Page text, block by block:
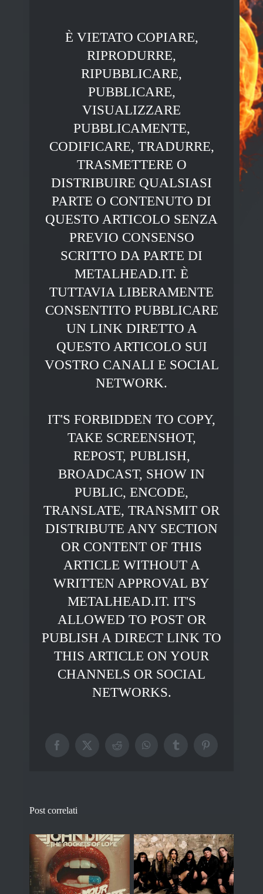
È VIETATO COPIARE,
RIPRODURRE,
RIPUBBLICARE,
PUBBLICARE,
VISUALIZZARE
PUBBLICAMENTE,
CODIFICARE, TRADURRE,
TRASMETTERE O
DISTRIBUIRE QUALSIASI
PARTE O CONTENUTO DI
QUESTO ARTICOLO SENZA
PREVIO CONSENSO
SCRITTO DA PARTE DI
METALHEAD.IT. È
TUTTAVIA LIBERAMENTE
CONSENTITO PUBBLICARE
UN LINK DIRETTO A
QUESTO ARTICOLO SUI
VOSTRO CANALI E SOCIAL
NETWORK.
IT'S FORBIDDEN TO COPY,
TAKE SCREENSHOT,
REPOST, PUBLISH,
BROADCAST, SHOW IN
PUBLIC, ENCODE,
TRANSLATE, TRANSMIT OR
DISTRIBUTE ANY SECTION
OR CONTENT OF THIS
ARTICLE WITHOUT A
WRITTEN APPROVAL BY
METALHEAD.IT. IT'S
ALLOWED TO POST OR
PUBLISH A DIRECT LINK TO
THIS ARTICLE ON YOUR
CHANNELS OR SOCIAL
NETWORKS.
Facebook
X RedditWhatsAppTumblrPinterest
Post correlati